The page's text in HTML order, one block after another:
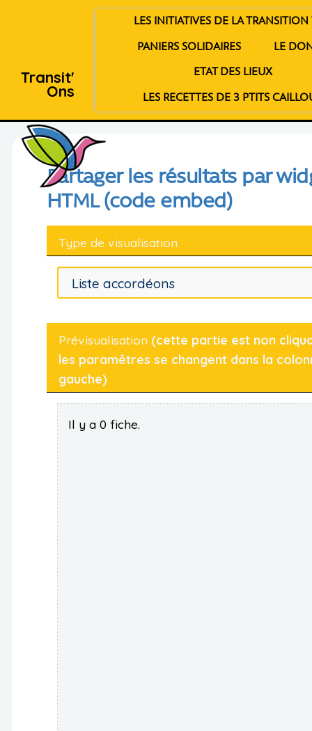
Transit'
Ons
LES INITIATIVES DE LA TRANSITION
PANIERS SOLIDAIRES LE
ETAT DES LIEUX
LES RECETTES DE 3 PTITS
Partager les résultats par
HTML (code embed)
Type de visualisation
Prévisualisation (cette partie est non
les paramêtres se changent dans la
gauche)